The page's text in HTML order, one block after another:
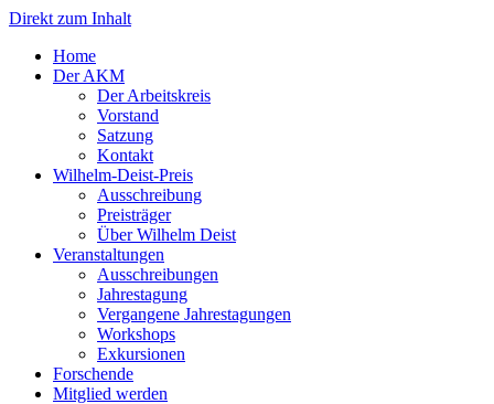
Direkt zum Inhalt
Home
Der AKM
Der Arbeitskreis
Vorstand
Satzung
Kontakt
Wilhelm-Deist-Preis
Ausschreibung
Preisträger
Über Wilhelm Deist
Veranstaltungen
Ausschreibungen
Jahrestagung
Vergangene Jahrestagungen
Workshops
Exkursionen
Forschende
Mitglied werden